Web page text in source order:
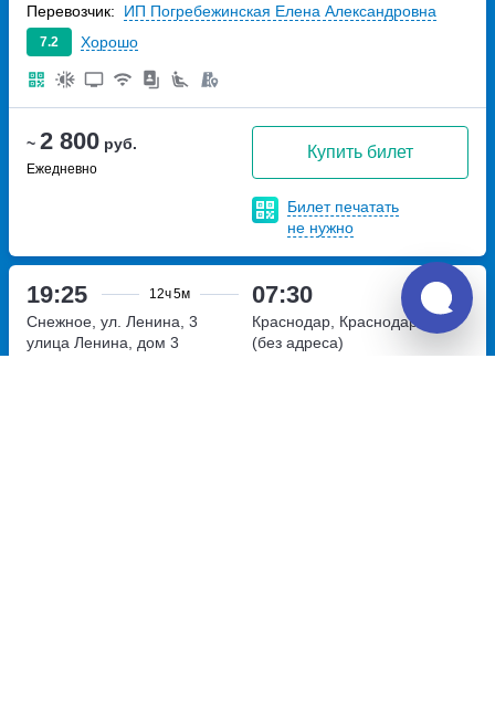
~ 2 800 руб.
Ежедневно
Купить билет
Билет печатать
не нужно
7.2 Хорошо
Перевозчик: ИП Погребежинская Елена Александровна
19:25 12ч5м 07:30
Снежное, ул. Ленина, 3
улица Ленина, дом 3
Краснодар, Краснодар АВ
(без адреса)